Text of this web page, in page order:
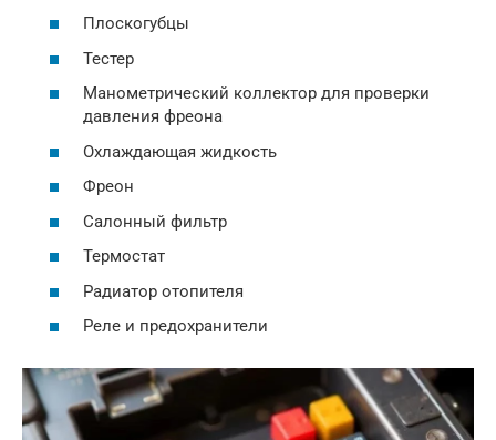
Плоскогубцы
Тестер
Манометрический коллектор для проверки
давления фреона
Охлаждающая жидкость
Фреон
Салонный фильтр
Термостат
Радиатор отопителя
Реле и предохранители